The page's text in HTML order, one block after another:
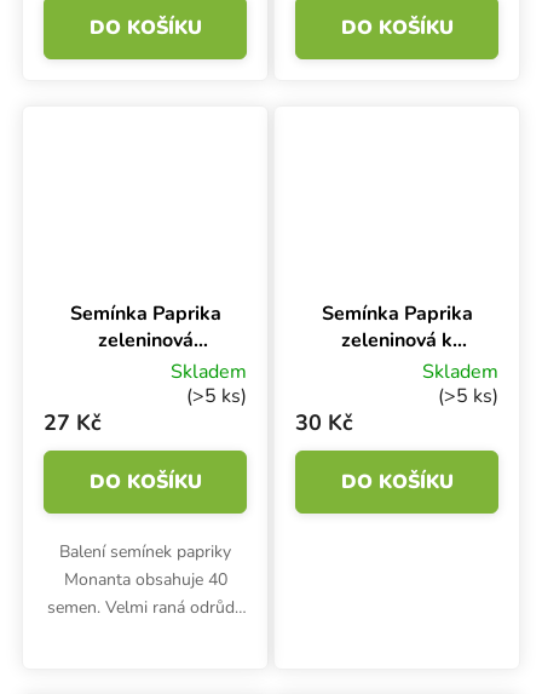
DO KOŠÍKU DO KOŠÍKU
Semínka Paprika
zeleninová
MONANTA, do
fóliovníku, 40 s
Skladem
(>5 ks)
27 Kč
DO KOŠÍKU
Balení semínek papriky
Monanta obsahuje 40
semen. Velmi raná odrůda
Semínka Paprika
zeleninová k
rychlení SANDRA,
Skladem
(>5 ks)
30 Kč
DO KOŠÍKU